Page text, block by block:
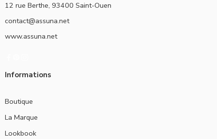
12 rue Berthe, 93400 Saint-Ouen
contact@assuna.net
www.assuna.net
Informations
Boutique
La Marque
Lookbook